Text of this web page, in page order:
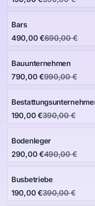
Bars
490,00 €690,00 €
Bauunternehmen
790,00 €990,00 €
190,00 €390,00 €
Bodenleger
290,00 €490,00 €
Busbetriebe
190,00 €390,00 €